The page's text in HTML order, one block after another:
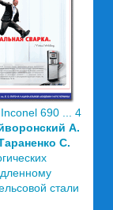
690 ... 4
А.
С.
стали